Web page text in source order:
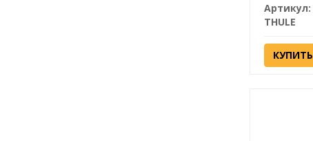
Артикул:
THULE
КУПИТЬ